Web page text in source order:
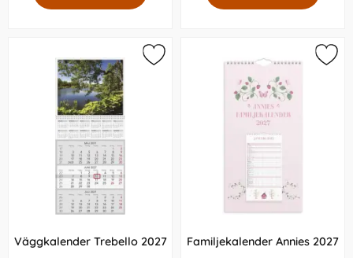
Väggkalender Trebello 2027 Familjekalender Annies 2027